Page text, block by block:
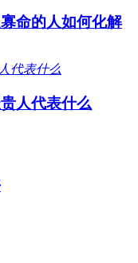
命的人如何化解
人代表什么